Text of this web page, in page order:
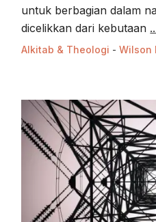
untuk berbagian dalam
dicelikkan dari kebutaan
Alkitab & Theologi -Wilson